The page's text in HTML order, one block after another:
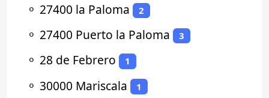
⚬ 27400 la Paloma 2
⚬ 27400 Puerto la Paloma 3
⚬ 28 de Febrero 1
⚬ 30000 Mariscala 1